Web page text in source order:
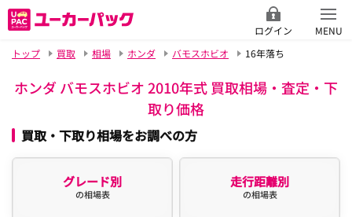
ログイン
MENU
トップ
買取 相場 ホンダ バモスホビオ 16年落ち
ホンダ バモスホビオ 2010年式 買取相場・査定・下
取り価格
買取・下取り相場をお調べの方
グレード別
の相場表
走行距離別
の相場表